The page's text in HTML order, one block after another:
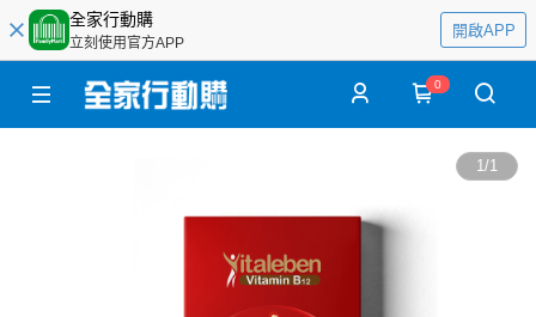
全家行動購
立刻使用官方APP
開啟APP
0
1/1